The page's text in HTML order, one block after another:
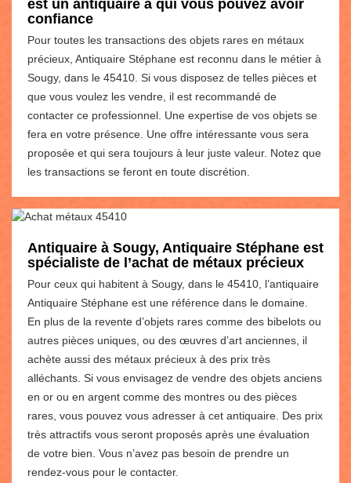
est un antiquaire à qui vous pouvez avoir
confiance
Pour toutes les transactions des objets rares en métaux
précieux, Antiquaire Stéphane est reconnu dans le métier à
Sougy, dans le 45410. Si vous disposez de telles pièces et
que vous voulez les vendre, il est recommandé de
contacter ce professionnel. Une expertise de vos objets se
fera en votre présence. Une offre intéressante vous sera
proposée et qui sera toujours à leur juste valeur. Notez que
les transactions se feront en toute discrétion.
Antiquaire à Sougy, Antiquaire Stéphane est
spécialiste de l’achat de métaux précieux
Pour ceux qui habitent à Sougy, dans le 45410, l’antiquaire
Antiquaire Stéphane est une référence dans le domaine.
En plus de la revente d’objets rares comme des bibelots ou
autres pièces uniques, ou des œuvres d’art anciennes, il
achète aussi des métaux précieux à des prix très
alléchants. Si vous envisagez de vendre des objets anciens
en or ou en argent comme des montres ou des pièces
rares, vous pouvez vous adresser à cet antiquaire. Des prix
très attractifs vous seront proposés après une évaluation
de votre bien. Vous n’avez pas besoin de prendre un
rendez-vous pour le contacter.